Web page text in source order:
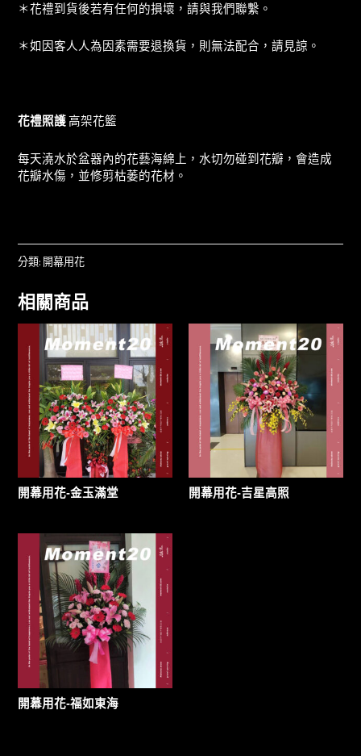
＊花禮到貨後若有任何的損壞，請與我們聯繫。
＊如因客人人為因素需要退換貨，則無法配合，請見諒。
花禮照護高架花籃
每天澆水於盆器內的花藝海綿上，水切勿碰到花瓣，會造成
花瓣水傷，並修剪枯萎的花材。
分類:開幕用花
相關商品
開幕用花-金玉滿堂 開幕用花-吉星高照
開幕用花-福如東海